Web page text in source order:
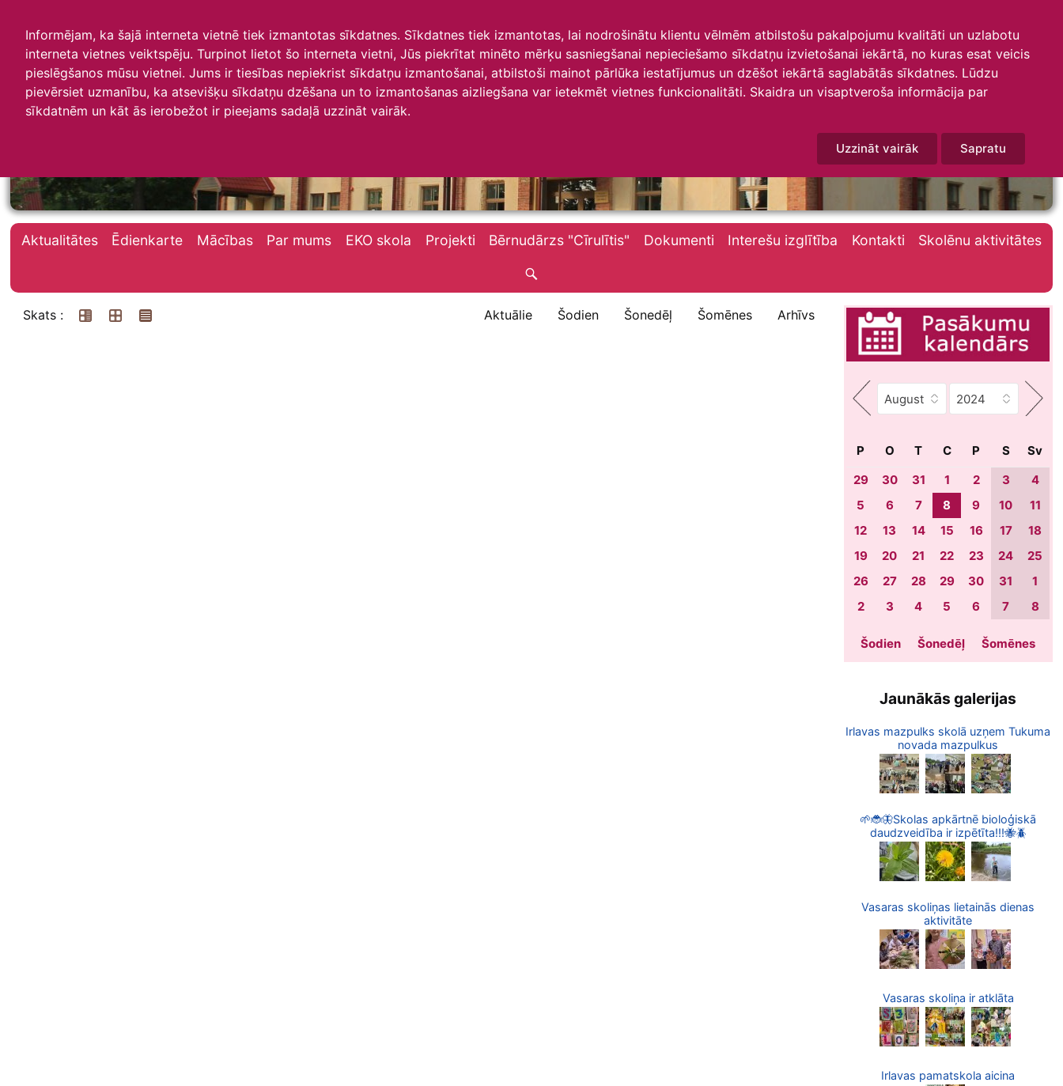
Informējam, ka šajā interneta vietnē tiek izmantotas sīkdatnes. Sīkdatnes tiek izmantotas, lai nodrošinātu klientu vēlmēm atbilstošu pakalpojumu kvalitāti un uzlabotu
interneta vietnes veiktspēju. Turpinot lietot šo interneta vietni, Jūs piekrītat minēto mērķu sasniegšanai nepieciešamo sīkdatņu izvietošanai iekārtā, no kuras esat veicis
pieslēgšanos mūsu vietnei. Jums ir tiesības nepiekrist sīkdatņu izmantošanai, atbilstoši mainot pārlūka iestatījumus un dzēšot iekārtā saglabātās sīkdatnes. Lūdzu
pievērsiet uzmanību, ka atsevišķu sīkdatņu dzēšana un to izmantošanas aizliegšana var ietekmēt vietnes funkcionalitāti. Skaidra un visaptveroša informācija par
sīkdatnēm un kāt ās ierobežot ir pieejams sadaļā uzzināt vairāk.
Uzzināt vairāk Sapratu
Irlavas skola
Aktualitātes Ēdienkarte Mācības Par mums EKO skola Projekti Bērnudārzs "Cīrulītis" Dokumenti Interešu izglītība Kontakti Skolēnu aktivitātes
Skats : Aktuālie Šodien Šonedēļ Šomēnes Arhīvs
P O T C P S
Sv
29
30 31 1 2 3
4
5
6 7 8 9 10
11
12
13 14 15 16 17
18
19
20 21 22 23 24
25
26
27 28 29 30 31
1
2
3 4 5 6 7 8
Šodien Šonedēļ Šomēnes
Jaunākās galerijas
Irlavas mazpulks skolā uzņem Tukuma
novada mazpulkus
🌱🐞🦋Skolas apkārtnē bioloģiskā
daudzveidība ir izpētīta!!!🐝🪲
Vasaras skoliņas lietainās dienas
aktivitāte
Vasaras skoliņa ir atklāta
Irlavas pamatskola aicina